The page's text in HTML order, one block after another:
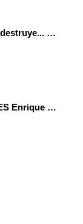
La energía ni se crea ni se destruye... ¡se experimenta! El Tierno en la Feria Madrid es Ciencia 2026
El Gabinete de Física del IES Enrique Tierno Galván de Parla (Curso 25-26)